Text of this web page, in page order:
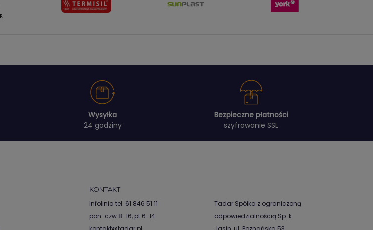
Wysyłka
24 godziny
Bezpieczne płatności
szyfrowanie SSL
KONTAKT
Infolinia tel. 61 846 51 11
pon-czw 8-16, pt 6-14
Tadar Spółka z ograniczoną
odpowiedzialnością Sp. k.